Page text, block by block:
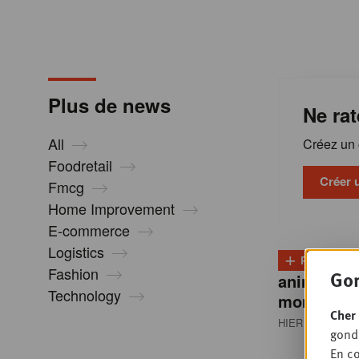
Plus de news
All
Foodretail
Fmcg
Home Improvement
E-commerce
Logistics
Fashion
Technology
Ne
Créez un
Créer
+ PLUS
animale
montée en
HIER 13:00•
En